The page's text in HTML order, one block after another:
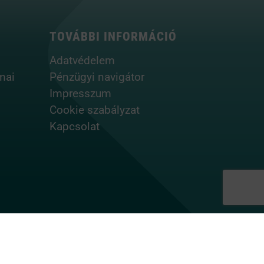
TOVÁBBI INFORMÁCIÓ
Adatvédelem
Pénzügyi navigátor
Impresszum
Cookie szabályzat
Kapcsolat